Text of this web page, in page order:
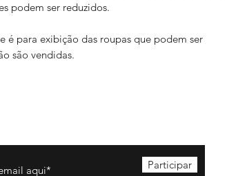
podem ser reduzidos.
é para exibição das roupas que podem ser
são vendidas.
Participar